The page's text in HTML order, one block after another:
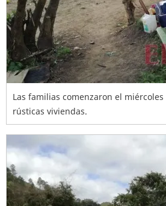
Las familias comenzaron el
rústicas viviendas.